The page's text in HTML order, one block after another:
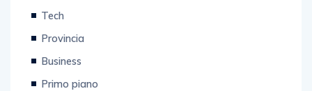
Tech
Provincia
Business
Primo piano